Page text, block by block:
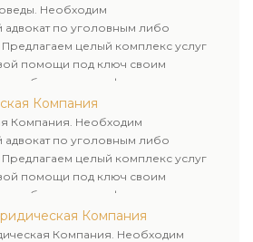
Необходим
по уголовным либо
целый комплекс услуг
помощи под ключ своим
обслуживание физических и
подход к каждому
Компания
Компания. Необходим
по уголовным либо
целый комплекс услуг
помощи под ключ своим
обслуживание физических и
подход к каждому
Компания
Компания. Необходим